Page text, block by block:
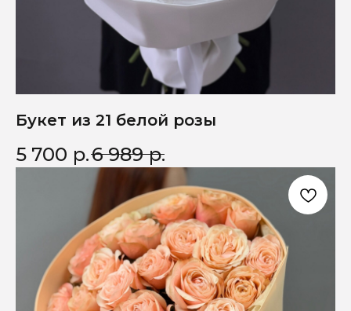
Букет из 21 белой розы
5 700 р.6 989 р.